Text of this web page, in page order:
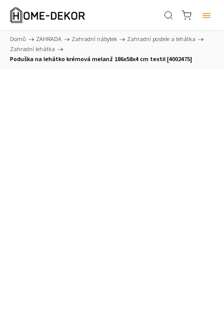
Domů / ZAHRADA / Zahradní nábytek / Zahradní postele a lehátka /
Zahradní lehátka /
Poduška na lehátko krémová melanž 186x58x4 cm textil [4002475]